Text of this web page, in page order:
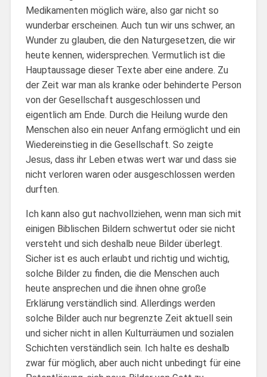
Medikamenten möglich wäre, also gar nicht so
wunderbar erscheinen. Auch tun wir uns schwer, an
Wunder zu glauben, die den Naturgesetzen, die wir
heute kennen, widersprechen. Vermutlich ist die
Hauptaussage dieser Texte aber eine andere. Zu
der Zeit war man als kranke oder behinderte Person
von der Gesellschaft ausgeschlossen und
eigentlich am Ende. Durch die Heilung wurde den
Menschen also ein neuer Anfang ermöglicht und ein
Wiedereinstieg in die Gesellschaft. So zeigte
Jesus, dass ihr Leben etwas wert war und dass sie
nicht verloren waren oder ausgeschlossen werden
durften.
Ich kann also gut nachvollziehen, wenn man sich mit
einigen Biblischen Bildern schwertut oder sie nicht
versteht und sich deshalb neue Bilder überlegt.
Sicher ist es auch erlaubt und richtig und wichtig,
solche Bilder zu finden, die die Menschen auch
heute ansprechen und die ihnen ohne große
Erklärung verständlich sind. Allerdings werden
solche Bilder auch nur begrenzte Zeit aktuell sein
und sicher nicht in allen Kulturräumen und sozialen
Schichten verständlich sein. Ich halte es deshalb
zwar für möglich, aber auch nicht unbedingt für eine